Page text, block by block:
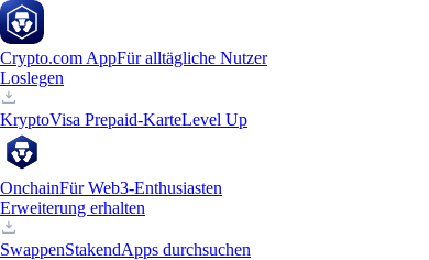
Crypto.com AppFür alltägliche Nutzer
Loslegen
KryptoVisa Prepaid-KarteLevel Up
OnchainFür Web3-Enthusiasten
Erweiterung erhalten
SwappenStakendApps durchsuchen